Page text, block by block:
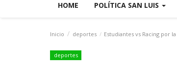
HOME POLÍTICA SAN LUIS
Inicio deportes Estudiantes vs Racing por
deportes